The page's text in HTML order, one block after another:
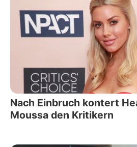
Nach Einbruch kontert
Moussa den Kritikern